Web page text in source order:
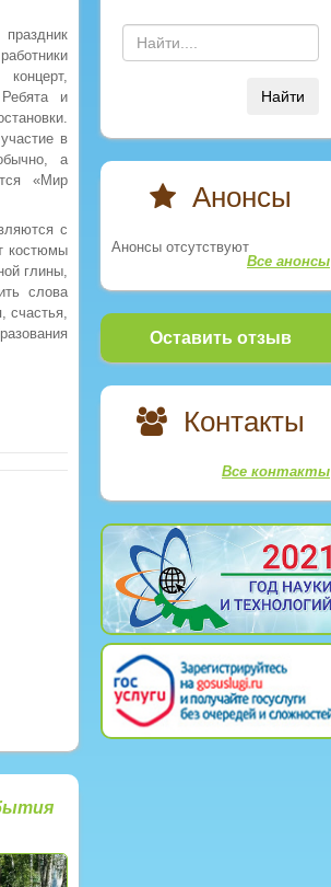
и
в
а
«Мир
с
костюмы
глины,
слова
счастья,
Найти
Анонсы
Анонсы отсутствуют
Все анонсы
Оставить отзыв
Контакты
Все контакты